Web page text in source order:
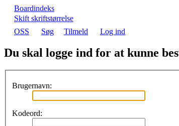
Boardindeks
Skift skriftstørrelse
OSS
Søg Tilmeld Log ind
Du skal logge ind for at kunne
Brugernavn:
Kodeord: